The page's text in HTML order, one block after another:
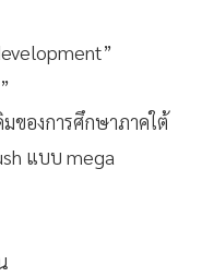
ของการศึกษาภาคใต้
แบบ mega